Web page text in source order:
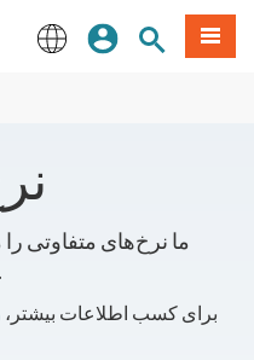
ورودسایتمنو
ما نرخ‌های متفاوتی
منطقه ساکرامنتو ارائه می‌کنیم.
برای کسب اطلاعات بیشتر،